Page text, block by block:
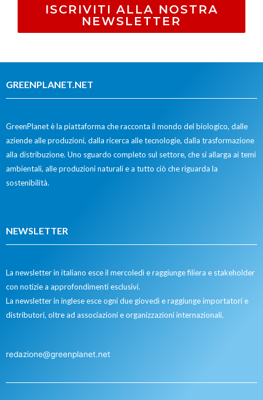
ISCRIVITI ALLA NOSTRA
NEWSLETTER
GREENPLANET.NET
GreenPlanet è la piattaforma che racconta il mondo del biologico, dalle
aziende alle produzioni, dalla ricerca alle tecnologie, dalla trasformazione
alla distribuzione. Uno sguardo completo sul settore, che si allarga ai temi
ambientali, alle produzioni naturali e a tutto ciò che riguarda la
sostenibilità.
NEWSLETTER
La newsletter in italiano esce il mercoledì e raggiunge filiera e stakeholder
con notizie a approfondimenti esclusivi.
La newsletter in inglese esce ogni due giovedì e raggiunge importatori e
distributori, oltre ad associazioni e organizzazioni internazionali.
redazione@greenplanet.net